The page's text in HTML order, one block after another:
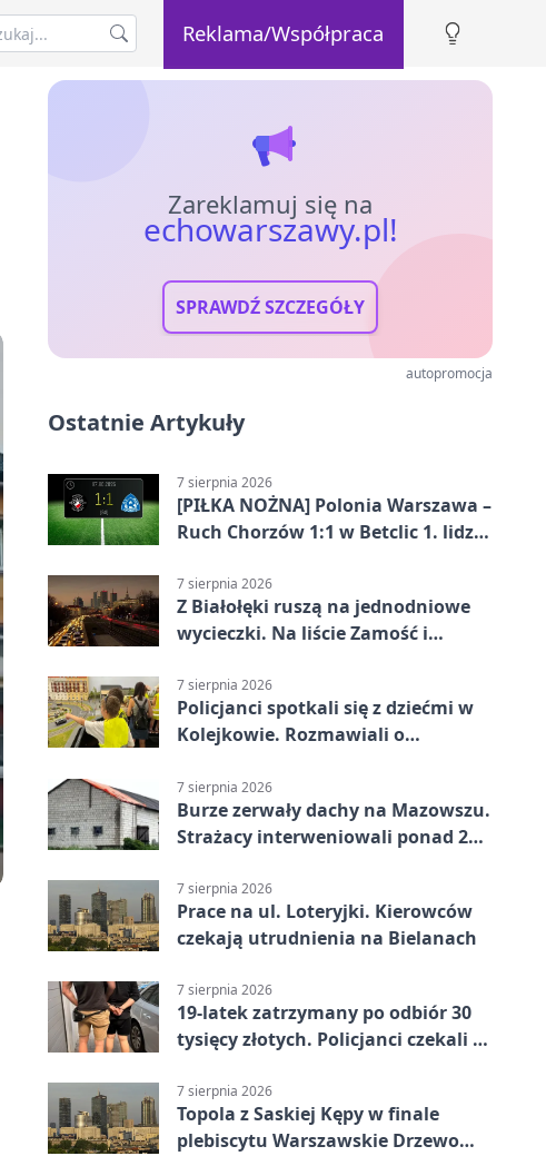
Reklama/Współpraca
Zareklamuj się na
echowarszawy.pl!
SPRAWDŹ SZCZEGÓŁY
autopromocja
Ostatnie Artykuły
7 sierpnia 2026
[PIŁKA NOŻNA] Polonia Warszawa –
Ruch Chorzów 1:1 w Betclic 1. lidze.
7 sierpnia 2026
Z Białołęki ruszą na jednodniowe
wycieczki. Na liście Zamość i
7 sierpnia 2026
Policjanci spotkali się z dziećmi w
Kolejkowie. Rozmawiali o
7 sierpnia 2026
Burze zerwały dachy na Mazowszu.
Strażacy interweniowali ponad 250
7 sierpnia 2026
Prace na ul. Loteryjki. Kierowców
czekają utrudnienia na Bielanach
7 sierpnia 2026
19-latek zatrzymany po odbiór 30
tysięcy złotych. Policjanci czekali w
7 sierpnia 2026
Topola z Saskiej Kępy w finale
plebiscytu Warszawskie Drzewo